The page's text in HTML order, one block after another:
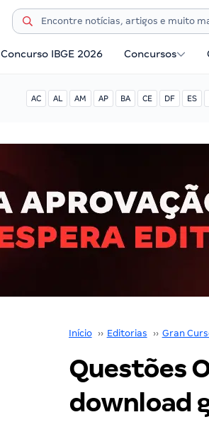
Concurso IBGE 2026 Concursos
AC AL AM AP BA CE DF ES
Início ›› Editorias ›› Gran
Questões
download